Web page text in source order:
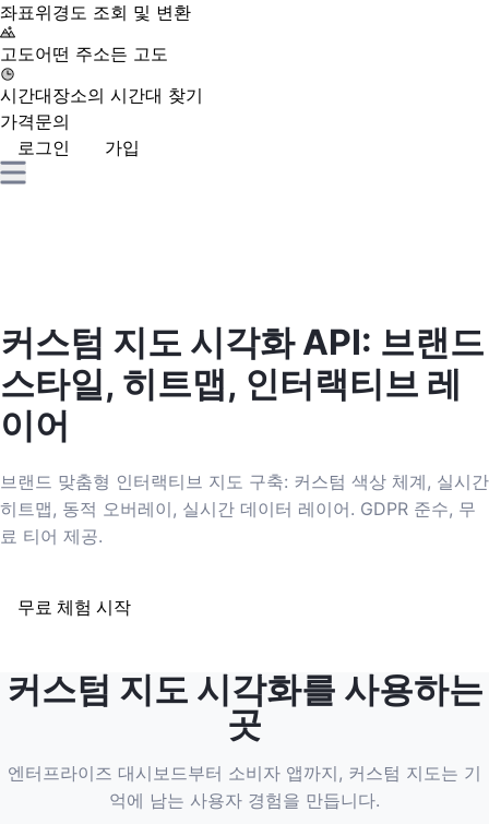
좌표위경도 조회 및 변환
고도어떤 주소든 고도
시간대장소의 시간대 찾기
가격문의
로그인
가입
커스텀 지도 시각화 API: 브랜드
스타일, 히트맵, 인터랙티브 레
이어
브랜드 맞춤형 인터랙티브 지도 구축: 커스텀 색상 체계, 실시간
히트맵, 동적 오버레이, 실시간 데이터 레이어. GDPR 준수, 무
료 티어 제공.
무료 체험 시작
커스텀 지도 시각화를 사용하는
곳
엔터프라이즈 대시보드부터 소비자 앱까지, 커스텀 지도는 기
억에 남는 사용자 경험을 만듭니다.